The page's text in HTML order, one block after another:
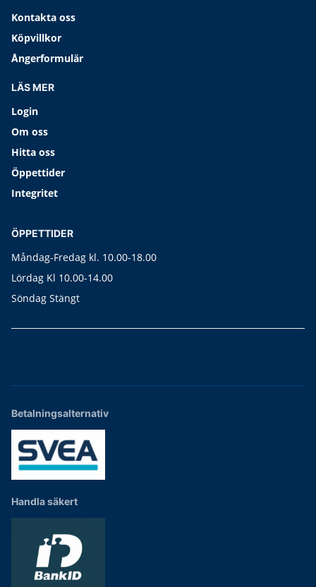
Kontakta oss
Köpvillkor
Ångerformulär
LÄS MER
Login
Om oss
Hitta oss
Öppettider
Integritet
ÖPPETTIDER
Måndag-Fredag kl. 10.00-18.00
Lördag Kl 10.00-14.00
Söndag Stängt
Betalningsalternativ
Handla säkert